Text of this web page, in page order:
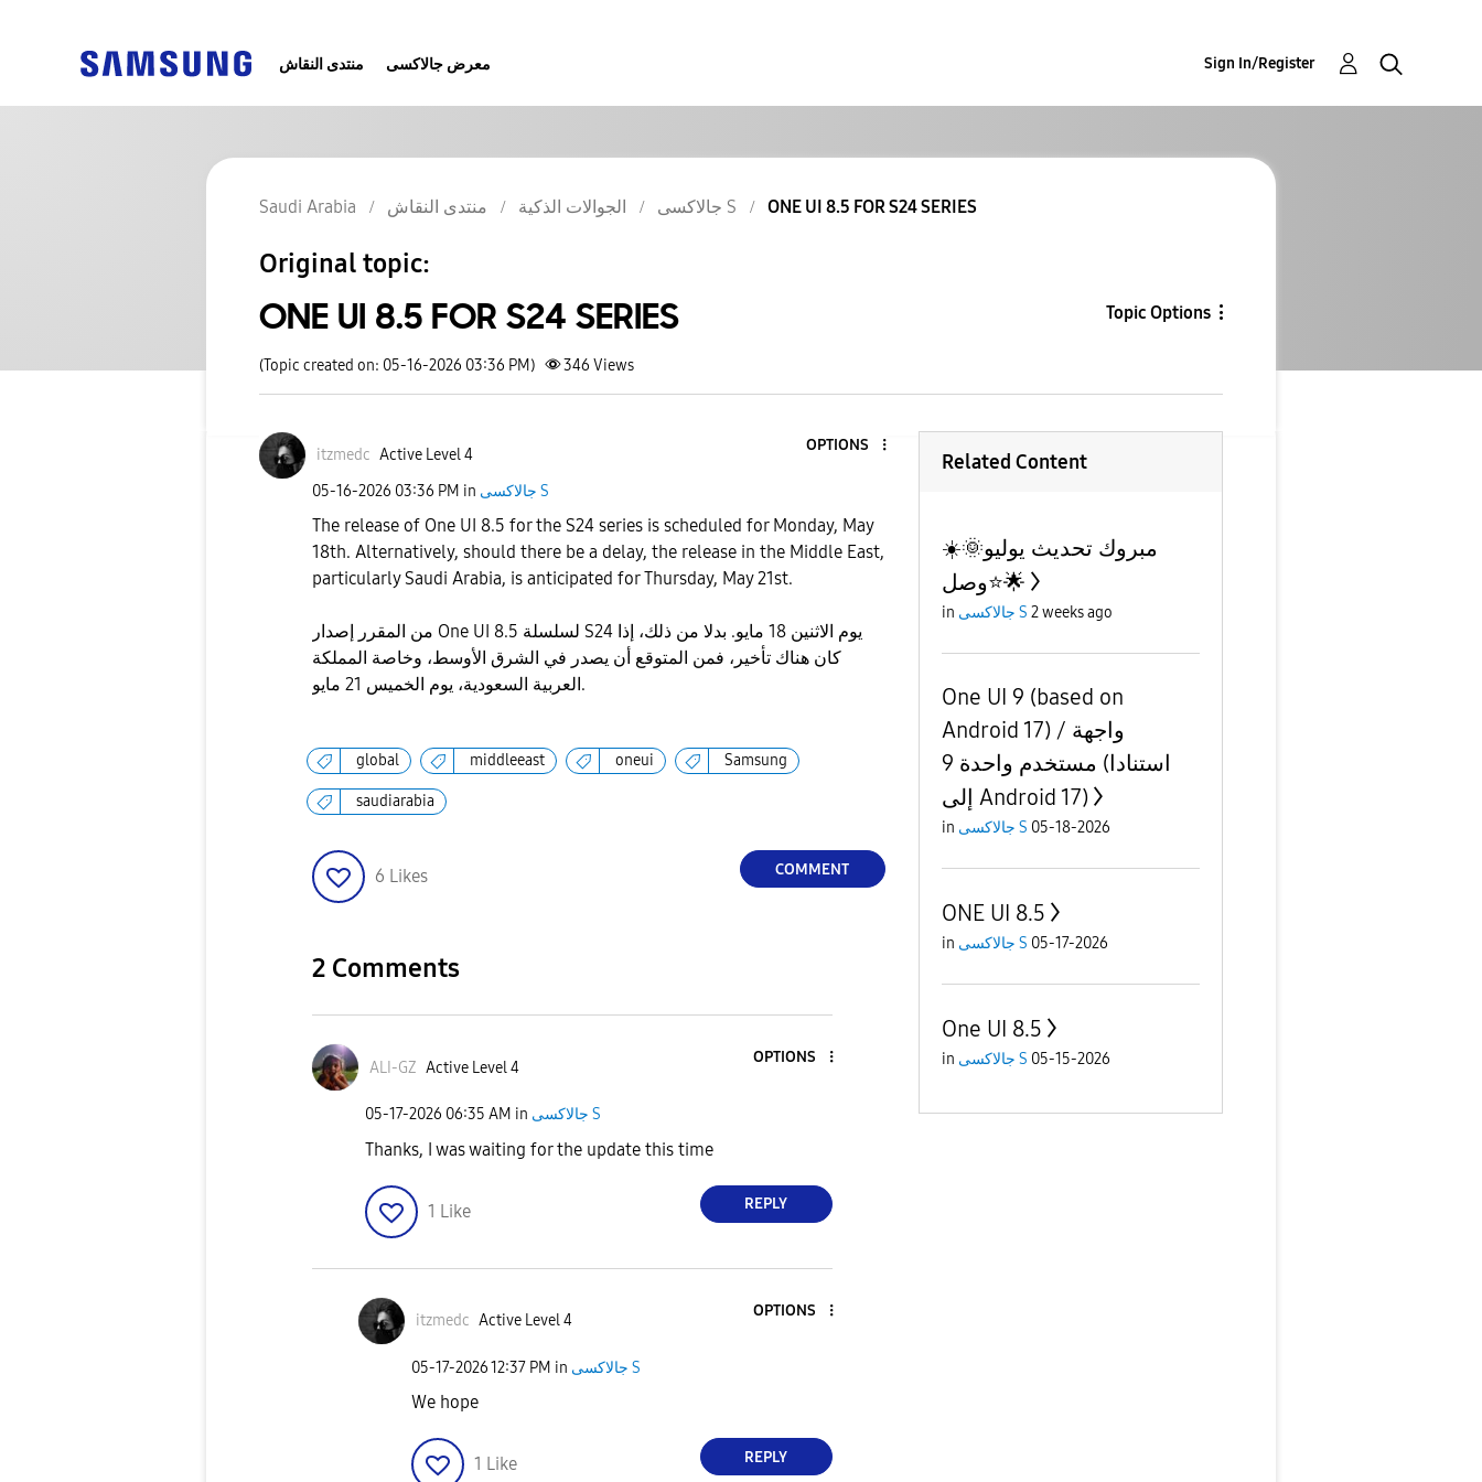
منتدى النقاش معرض جالاكسى Sign In/Register
Saudi Arabia منتدى النقاش الجوالات الذكية جالاكسى S ONE UI 8.5 FOR S24 SERIES
Original topic:
ONE UI 8.5 FOR S24 SERIES Topic Options
(Topic created on: 05-16-2026 03:36 PM) 346 Views
itzmedc Active Level 4
OPTIONS
‎05-16-2026 03:36 PM in جالاكسى S
The release of One UI 8.5 for the S24 series is scheduled for Monday, May
18th. Alternatively, should there be a delay, the release in the Middle East,
particularly Saudi Arabia, is anticipated for Thursday, May 21st.
من المقرر إصدار One UI 8.5 لسلسلة S24 يوم الاثنين 18 مايو. بدلا من ذلك، إذا
كان هناك تأخير، فمن المتوقع أن يصدر في الشرق الأوسط، وخاصة المملكة
العربية السعودية، يوم الخميس 21 مايو.
global middleeast oneui Samsung
saudiarabia
6 Likes COMMENT
2 Comments
ALI-GZ Active Level 4
OPTIONS
‎05-17-2026 06:35 AM in جالاكسى S
Thanks, I was waiting for the update this time
1 Like REPLY
itzmedc Active Level 4
OPTIONS
‎05-17-202612:37 PM in جالاكسى S
We hope
1 Like REPLY
Related Content
☀️🌞مبروك تحديث يوليو
وصل⭐️🌟
in جالاكسى S 2 weeks ago
One UI 9 (based on
Android 17) / واجهة
مستخدم واحدة 9 (استنادا
إلى Android 17)
in جالاكسى S 05-18-2026
ONE UI 8.5
in جالاكسى S 05-17-2026
One UI 8.5
in جالاكسى S 05-15-2026